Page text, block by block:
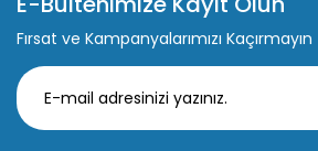
Fırsat ve Kampanyalarımızı Kaçırmayın